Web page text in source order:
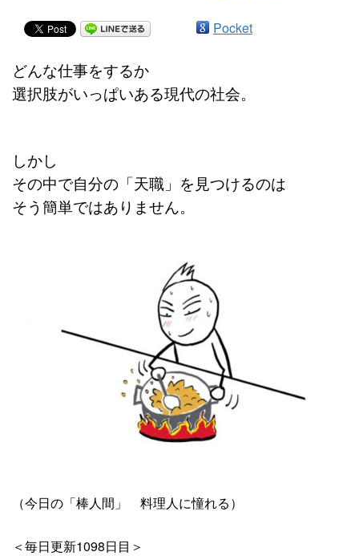
Pocket
どんな仕事をするか
選択肢がいっぱいある現代の社会。
しかし
その中で自分の「天職」を見つけるのは
そう簡単ではありません。
（今日の「棒人間」 料理人に憧れる）
＜毎日更新1098日目＞